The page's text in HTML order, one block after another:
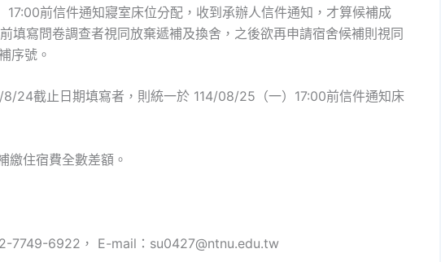
前信件通知寢室床位分配，收到承辦人信件通知，才算候補成
填寫問卷調查者視同放棄遞補及換舍，之後欲再申請宿舍候補則視同
候補序號。
24截止日期填寫者，則統一於 114/08/25（一）17:00前信件通知床
補繳住宿費全數差額。
7749-6922， E-mail：su0427@ntnu.edu.tw